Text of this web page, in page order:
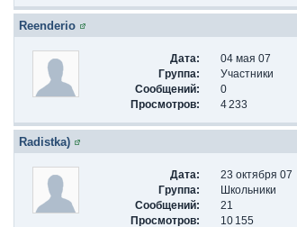
Reenderio
Дата:
04 мая 07
Группа:
Участники
Сообщений:
0
Просмотров:
4 233
Radistka)
Дата:
23 октября 07
Группа:
Школьники
Сообщений:
21
Просмотров:
10 155